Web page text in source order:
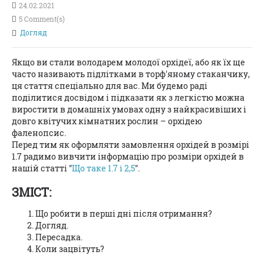
24.02.2021
5 Comment(s)
Догляд
Якщо ви стали володарем молодої орхідеї, або як їх ще
часто називають підлітками в торф'яному стаканчику,
ця стаття спеціально для вас. Ми будемо раді
поділитися досвідом і підказати як з легкістю можна
виростити в домашніх умовах одну з найкрасивіших і
довго квітучих кімнатних рослин – орхідею
фаленопсис.
Перед тим як оформляти замовлення орхідей в розмірі
1.7 радимо вивчити інформацію про розміри орхідей в
нашій статті "Що таке 1.7 і 2,5".
ЗМІСТ:
Що робити в перші дні після отримання?
Догляд.
Пересадка.
Коли зацвітуть?